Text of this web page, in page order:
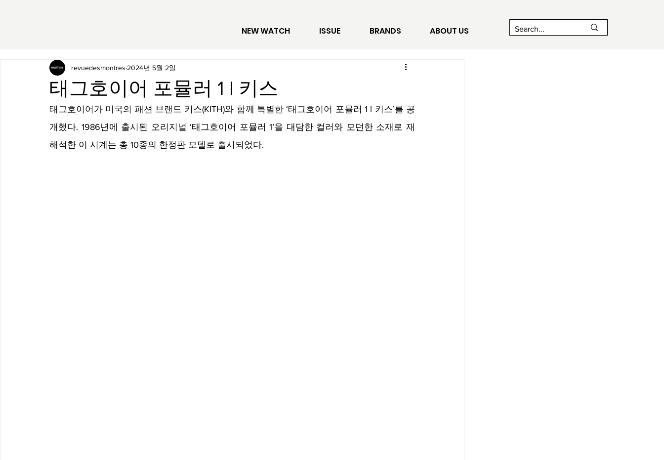
NEW WATCH ISSUE BRANDS ABOUT US
태그호이어 포뮬러 1 l 키스
revuedesmontres 2024년 5월 2일
태그호이어가 미국의 패션 브랜드 키스(KITH)와 함께 특별한 ‘태그호이어 포뮬러 1 l 키스’를 공
개했다. 1986년에 출시된 오리지널 ‘태그호이어 포뮬러 1’을 대담한 컬러와 모던한 소재로 재
해석한 이 시계는 총 10종의 한정판 모델로 출시되었다.